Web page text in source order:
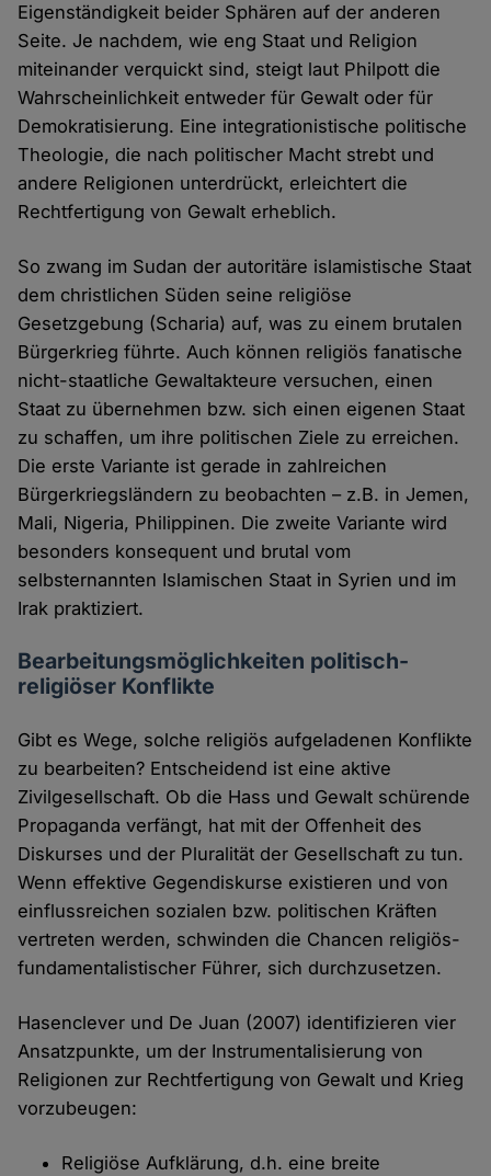
Eigenständigkeit beider Sphären auf der anderen
Seite. Je nachdem, wie eng Staat und Religion
miteinander verquickt sind, steigt laut Philpott die
Wahrscheinlichkeit entweder für Gewalt oder für
Demokratisierung. Eine integrationistische politische
Theologie, die nach politischer Macht strebt und
andere Religionen unterdrückt, erleichtert die
Rechtfertigung von Gewalt erheblich.
So zwang im Sudan der autoritäre islamistische Staat
dem christlichen Süden seine religiöse
Gesetzgebung (Scharia) auf, was zu einem brutalen
Bürgerkrieg führte. Auch können religiös fanatische
nicht-staatliche Gewaltakteure versuchen, einen
Staat zu übernehmen bzw. sich einen eigenen Staat
zu schaffen, um ihre politischen Ziele zu erreichen.
Die erste Variante ist gerade in zahlreichen
Bürgerkriegsländern zu beobachten – z.B. in Jemen,
Mali, Nigeria, Philippinen. Die zweite Variante wird
besonders konsequent und brutal vom
selbsternannten Islamischen Staat in Syrien und im
Irak praktiziert.
Bearbeitungsmöglichkeiten politisch-
religiöser Konflikte
Gibt es Wege, solche religiös aufgeladenen Konflikte
zu bearbeiten? Entscheidend ist eine aktive
Zivilgesellschaft. Ob die Hass und Gewalt schürende
Propaganda verfängt, hat mit der Offenheit des
Diskurses und der Pluralität der Gesellschaft zu tun.
Wenn effektive Gegendiskurse existieren und von
einflussreichen sozialen bzw. politischen Kräften
vertreten werden, schwinden die Chancen religiös-
fundamentalistischer Führer, sich durchzusetzen.
Hasenclever und De Juan (2007) identifizieren vier
Ansatzpunkte, um der Instrumentalisierung von
Religionen zur Rechtfertigung von Gewalt und Krieg
vorzubeugen:
Religiöse Aufklärung, d.h. eine breite